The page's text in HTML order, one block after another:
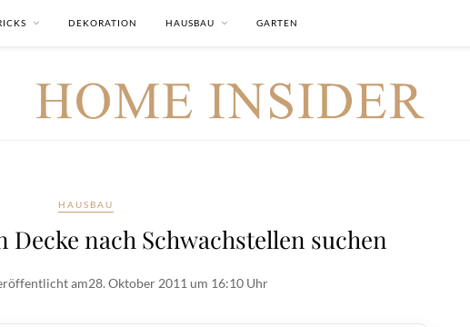
DEKORATION HAUSBAU GARTEN
HAUSBAU
Decke nach Schwachstellen suchen
am28. Oktober 2011 um 16:10 Uhr